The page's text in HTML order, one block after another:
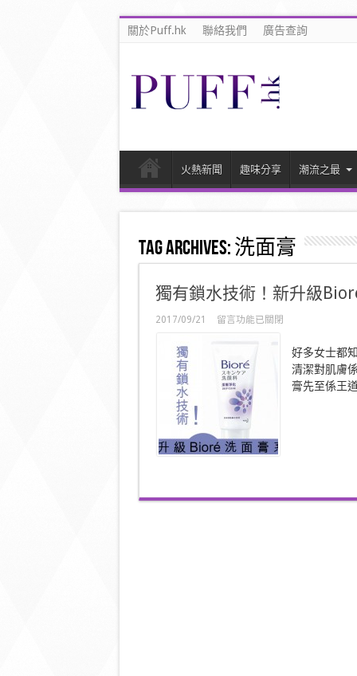
關於Puff.hk 聯絡我們 廣告查詢
火熱新聞 趣味分享 潮流之最
Tag Archives:洗面膏
獨有鎖水技術！新升級
2017/09/21
在
鎖
水
技
術！
升
級
Bioré
留言功能已關閉
好多女士都
清潔對肌膚
膏先至係王